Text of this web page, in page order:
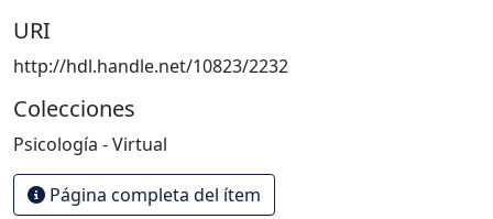
URI
http://hdl.handle.net/10823/2232
Colecciones
Psicología - Virtual
Página completa del ítem